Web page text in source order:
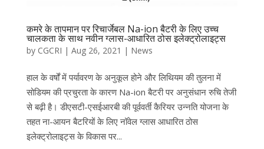
कमरे के तापमान पर रिचार्जेबल Na-ion बैटरी के लिए उच्च
चालकता के साथ नवीन ग्लास-आधारित ठोस इलेक्ट्रोलाइट्स
by CGCRI | Aug 26, 2021 | News
हाल के वर्षों में पर्यावरण के अनुकूल होने और लिथियम की तुलना में
सोडियम की प्रचुरता के कारण Na-ion बैटरी पर अनुसंधान रुचि तेजी
से बढ़ी है। डीएसटी-एसईआरबी की पूर्ववर्ती कैरियर उन्नति योजना के
तहत ना-आयन बैटरियों के लिए नॉवेल ग्लास आधारित ठोस
इलेक्ट्रोलाइट्स के विकास पर...